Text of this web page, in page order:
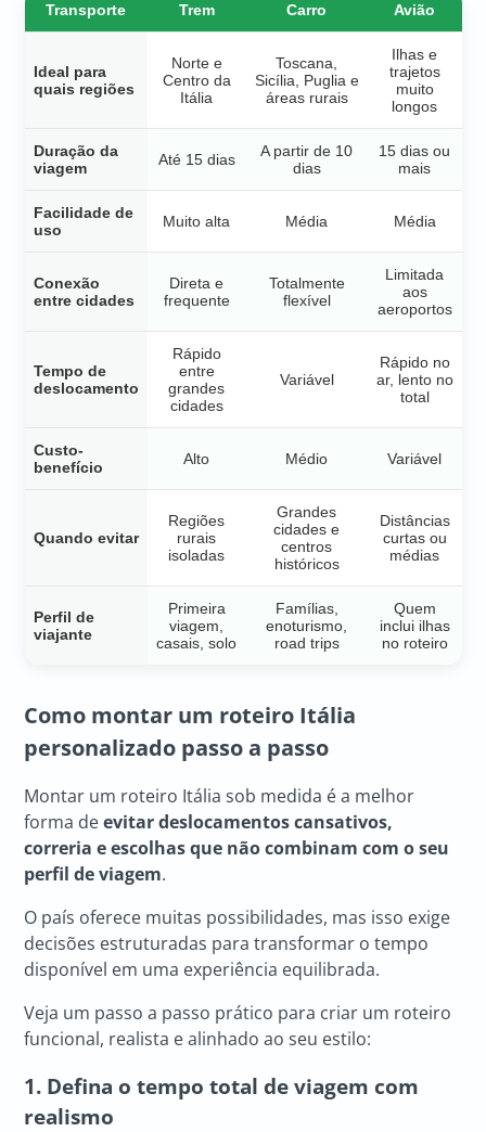
Transporte Trem Carro Avião
Ideal para
quais regiões
Norte e
Centro da
Itália
Toscana,
Sicília, Puglia e
áreas rurais
Ilhas e
trajetos
muito
longos
Duração da
viagem
Até 15 dias
A partir de 10
dias
15 dias ou
mais
Facilidade de
uso
Muito alta Média Média
Conexão
entre cidades
Direta e
frequente
Totalmente
flexível
Limitada
aos
aeroportos
Tempo de
deslocamento
Rápido
entre
grandes
cidades
Variável
Rápido no
ar, lento no
total
Custo-
benefício
Alto Médio Variável
Quando evitar
Regiões
rurais
isoladas
Grandes
cidades e
centros
históricos
Distâncias
curtas ou
médias
Perfil de
viajante
Primeira
viagem,
casais, solo
Famílias,
enoturismo,
road trips
Quem
inclui ilhas
no roteiro
Como montar um roteiro Itália
personalizado passo a passo
Montar um roteiro Itália sob medida é a melhor
forma deevitar deslocamentos cansativos,
correria e escolhas que não combinam com o seu
perfil de viagem.
O país oferece muitas possibilidades, mas isso exige
decisões estruturadas para transformar o tempo
disponível em uma experiência equilibrada.
Veja um passo a passo prático para criar um roteiro
funcional, realista e alinhado ao seu estilo:
1. Defina o tempo total de viagem com
realismo